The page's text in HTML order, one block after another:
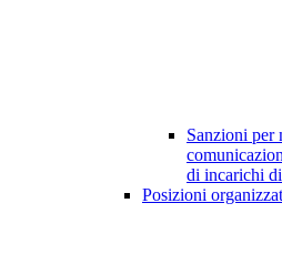
Sanzioni per
di incarichi
Posizioni